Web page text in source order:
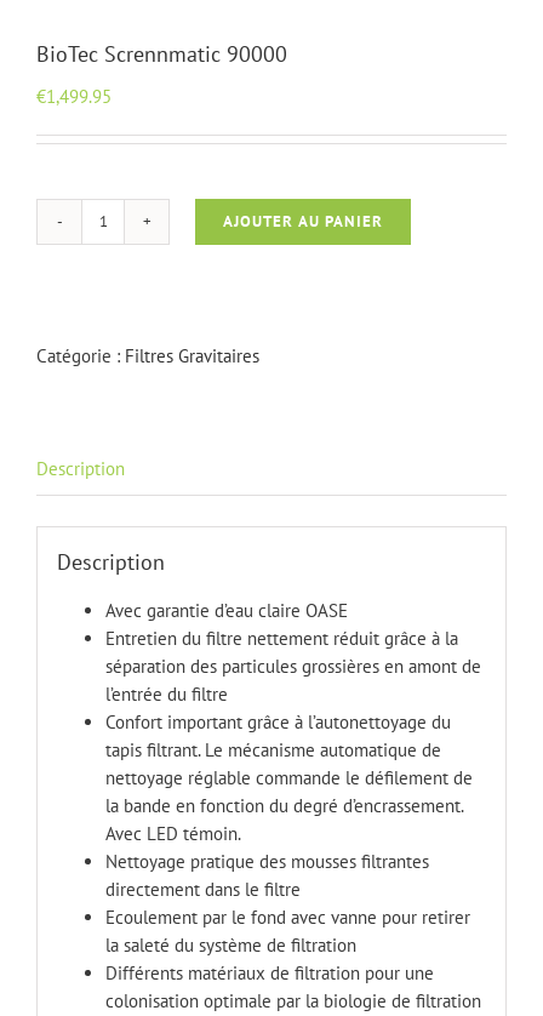
BioTec Scrennmatic 90000
€1,499.95
quantité
90000
AJOUTER AU PANIER
Catégorie : Filtres Gravitaires
Description
Description
Avec garantie d’eau claire OASE
Entretien du filtre nettement réduit grâce à la
séparation des particules grossières en amont de
l’entrée du filtre
Confort important grâce à l’autonettoyage du
tapis filtrant. Le mécanisme automatique de
nettoyage réglable commande le défilement de
la bande en fonction du degré d’encrassement.
Avec LED témoin.
Nettoyage pratique des mousses filtrantes
directement dans le filtre
Ecoulement par le fond avec vanne pour retirer
la saleté du système de filtration
Différents matériaux de filtration pour une
colonisation optimale par la biologie de filtration